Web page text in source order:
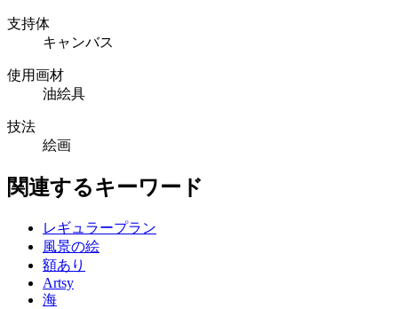
支持体
キャンバス
使用画材
油絵具
技法
絵画
関連するキーワード
レギュラープラン
風景の絵
額あり
Artsy
海